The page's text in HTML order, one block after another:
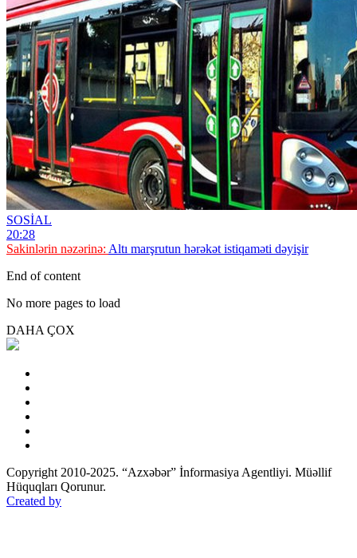
SOSİAL
20:28
Sakinlərin nəzərinə: Altı marşrutun hərəkət istiqaməti dəyişir
End of content
No more pages to load
DAHA ÇOX
Copyright 2010-2025. “Azxəbər” İnformasiya Agentliyi. Müəllif
Hüquqları Qorunur.
Created by